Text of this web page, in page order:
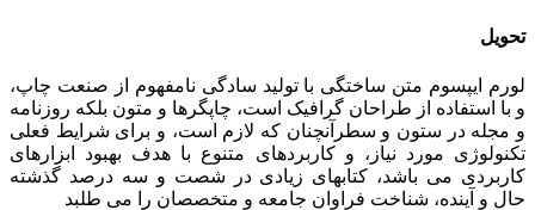
تحویل
لورم ایپسوم متن ساختگی با تولید سادگی نامفهوم از صنعت چاپ،
و با استفاده از طراحان گرافیک است، چاپگرها و متون بلکه روزنامه
و مجله در ستون و سطرآنچنان که لازم است، و برای شرایط فعلی
تکنولوژی مورد نیاز، و کاربردهای متنوع با هدف بهبود ابزارهای
کاربردی می باشد، کتابهای زیادی در شصت و سه درصد گذشته
حال و آینده، شناخت فراوان جامعه و متخصصان را می طلبد